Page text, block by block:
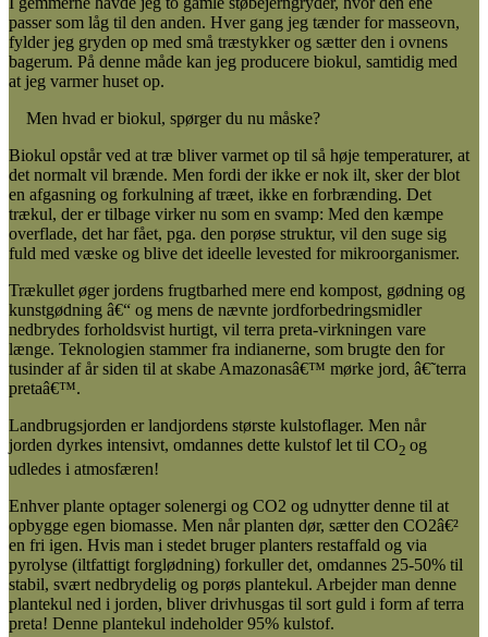
passer som låg til den anden. Hver gang jeg tænder for masseovn,
fylder jeg gryden op med små træstykker og sætter den i ovnens
bagerum. På denne måde kan jeg producere biokul, samtidig med
at jeg varmer huset op.
Men hvad er biokul, spørger du nu måske?
Biokul opstår ved at træ bliver varmet op til så høje temperaturer, at
det normalt vil brænde. Men fordi der ikke er nok ilt, sker der blot
en afgasning og forkulning af træet, ikke en forbrænding. Det
trækul, der er tilbage virker nu som en svamp: Med den kæmpe
overflade, det har fået, pga. den porøse struktur, vil den suge sig
fuld med væske og blive det ideelle levested for mikroorganismer.
Trækullet øger jordens frugtbarhed mere end kompost, gødning og
kunstgødning â€“ og mens de nævnte jordforbedringsmidler
nedbrydes forholdsvist hurtigt, vil terra preta-virkningen vare
længe. Teknologien stammer fra indianerne, som brugte den for
tusinder af år siden til at skabe Amazonasâ€™ mørke jord, â€˜terra
pretaâ€™.
Landbrugsjorden er landjordens største kulstoflager. Men når
jorden dyrkes intensivt, omdannes dette kulstof let til CO2 og
udledes i atmosfæren!
Enhver plante optager solenergi og CO2 og udnytter denne til at
opbygge egen biomasse. Men når planten dør, sætter den CO2â€²
en fri igen. Hvis man i stedet bruger planters restaffald og via
pyrolyse (iltfattigt forglødning) forkuller det, omdannes 25-50% til
stabil, svært nedbrydelig og porøs plantekul. Arbejder man denne
plantekul ned i jorden, bliver drivhusgas til sort guld i form af terra
preta! Denne plantekul indeholder 95% kulstof.